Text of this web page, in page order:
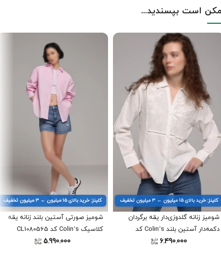
است بپسندید...
کلینز: خرید بالای ۱۵ میلیون ← ۳ میلیون تخفیف
شومیز زنانه گلدوزی‌دار یقه برگردان
دکمه‌دار آستین بلند Colin’s کد
6.490.000
کلینز: خرید بالای ۱۵ میلیون ← ۳ میلیون تخفیف
شومیز صورتی آستین بلند زنانه یقه
کلاسیک Colin’s کد CL1080565
5.990.000